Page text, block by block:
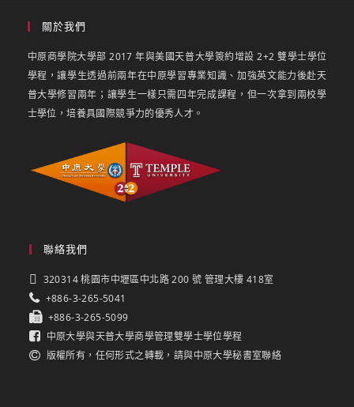
關於我們
中原商學院大學部 2017 年與美國天普大學簽約增設 2+2 雙學士學位
學程，讓學生透過前兩年在中原學習專業知識、加強英文能力後赴天
普大學修習兩年；讓學生一樣只需四年完成課程，但一次拿到兩校學
士學位，培養具國際競爭力的優秀人才。
聯絡我們
320314 桃園市中壢區中北路 200 號 管理大樓 418室
+886-3-265-5041
+886-3-265-5099
中原大學與天普大學商學管理雙學士學位學程
版權所有，任何形式之轉載，請與中原大學秘書室聯絡